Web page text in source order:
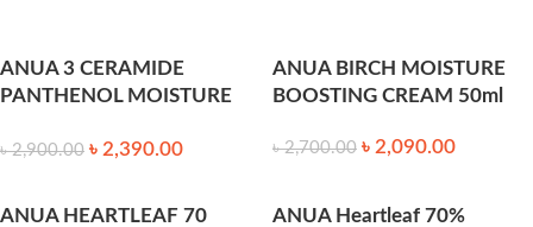
ANUA 3 CERAMIDE
PANTHENOL MOISTURE
৳2,900.00 ৳ 2,390.00
ANUA BIRCH MOISTURE
BOOSTING CREAM 50ml
৳2,700.00 ৳ 2,090.00
ANUA HEARTLEAF 70
ANUA Heartleaf 70%